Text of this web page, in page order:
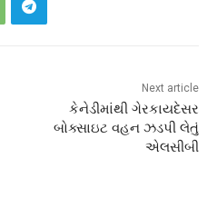
Next article
કેનેડીમાંથી ગેરકાયદેસર
બોક્સાઇટ વહન ઝડપી લેતું
એલસીબી